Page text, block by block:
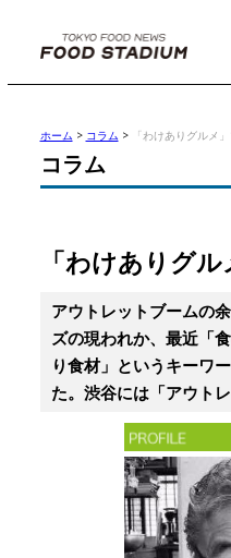
ホーム > コラム > 「わけありグルメ
コラム
「わけありグ
アウトレットブームの
ズの現われか、最近「
り食材」というキーワ
た。渋谷には「アウト